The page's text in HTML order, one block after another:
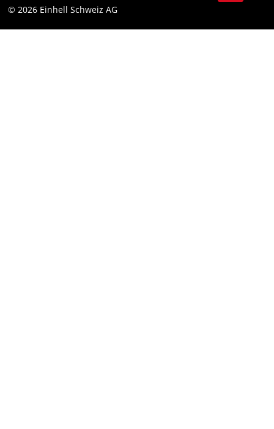
Marque
© 2026 Einhell Schweiz AG